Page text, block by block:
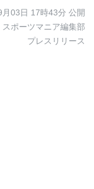
月03日 17時43分 公開
スポーツマニア編集部
プレスリリース